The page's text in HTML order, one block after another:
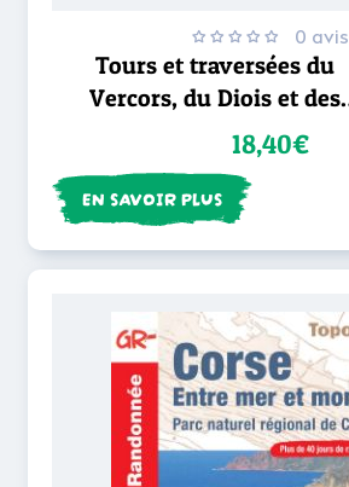
0 avis
Tours et traversées du
Vercors, du Diois et des
Baronnies - GR® 9
18,40€
EN SAVOIR PLUS